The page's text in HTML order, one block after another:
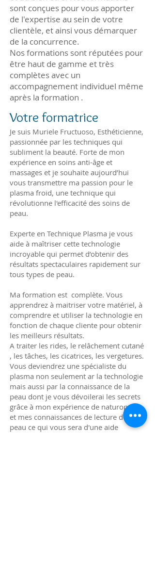
sont conçues pour vous apporter
de l'expertise au sein de votre
clientèle, et ainsi vous démarquer
de la concurrence.
Nos formations sont réputées pour
être haut de gamme et très
complètes avec un
accompagnement individuel même
après la formation .
Votre formatrice
Je suis Muriele Fructuoso, Esthéticienne,
passionnée par les techniques qui
subliment la beauté. Forte de mon
expérience en soins anti-âge et
massages et je souhaite aujourd’hui
vous transmettre ma passion pour le
plasma froid, une technique qui
révolutionne l'efficacité des soins de
peau.
Experte en Technique Plasma je vous
aide à maîtriser cette technologie
incroyable qui permet d’obtenir des
résultats spectaculaires rapidement sur
tous types de peau.
Ma formation est complète. Vous
apprendrez à maitriser votre matériel, à
comprendre et utiliser la technologie en
fonction de chaque cliente pour obtenir
les meilleurs résultats.
A traiter les rides, le relâchement cutané
, les tâches, les cicatrices, les vergetures.
Vous deviendrez une spécialiste du
plasma non seulement ar la technologie
mais aussi par la connaissance de la
peau dont je vous dévoilerai les secrets
grâce à mon expérience de naturopathe,
et mes connaissances de lecture de la
peau ce qui vous sera d'une aide